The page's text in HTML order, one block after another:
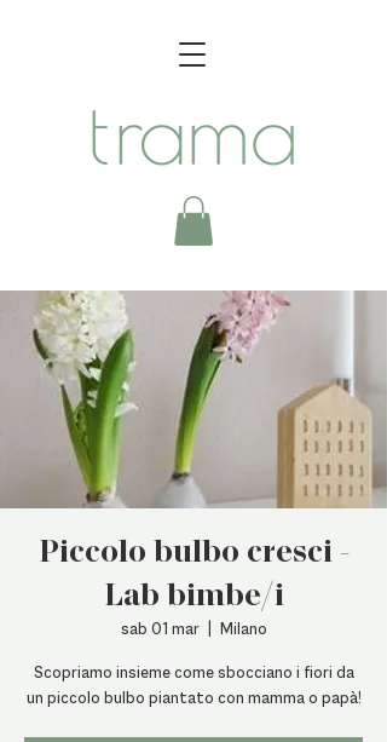
Piccolo bulbo cresci -
Lab bimbe/i
sab 01 mar
  |
Milano
Scopriamo insieme come sbocciano i fiori da
un piccolo bulbo piantato con mamma o papà!